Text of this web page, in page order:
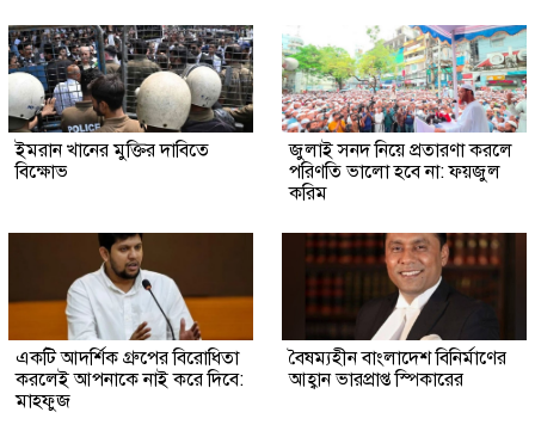
ইমরান খানের মুক্তির দাবিতে
বিক্ষোভ
জুলাই সনদ নিয়ে প্রতারণা করলে
পরিণতি ভালো হবে না: ফয়জুল
করিম
একটি আদর্শিক গ্রুপের বিরোধিতা
করলেই আপনাকে নাই করে দিবে:
মাহফুজ
বৈষম্যহীন বাংলাদেশ বিনির্মাণের
আহ্বান ভারপ্রাপ্ত স্পিকারের